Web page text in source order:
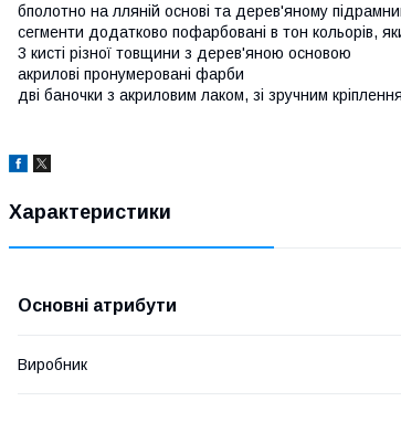
бполотно на лляній основі та дерев'яному
сегменти додатково пофарбовані в тон кольорів,
3 кисті різної товщини з дерев'яною основою
акрилові пронумеровані фарби
дві баночки з акриловим лаком, зі зручним
Характеристики
Основні атрибути
Виробник